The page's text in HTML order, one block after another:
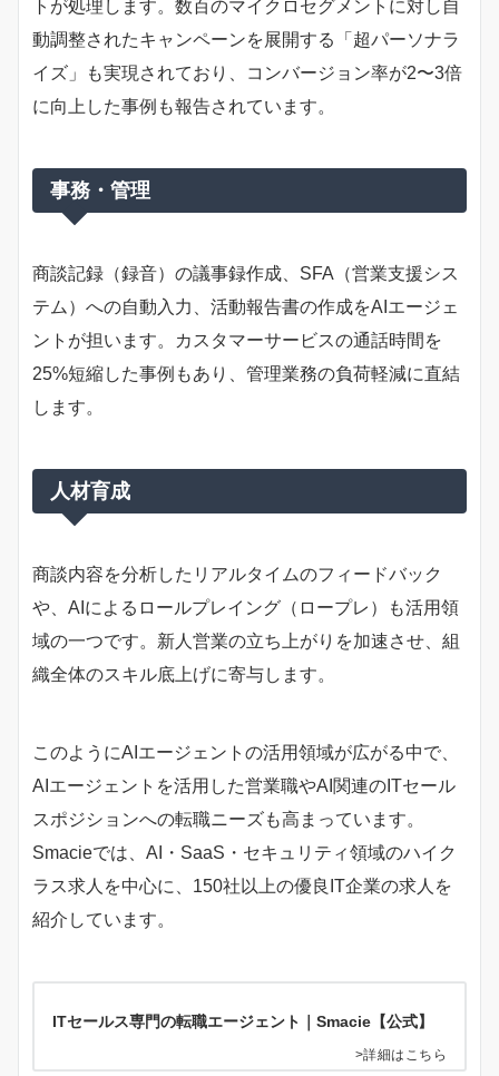
トが処理します。数百のマイクロセグメントに対し自
動調整されたキャンペーンを展開する「超パーソナラ
イズ」も実現されており、コンバージョン率が2〜3倍
に向上した事例も報告されています。
事務・管理
商談記録（録音）の議事録作成、SFA（営業支援シス
テム）への自動入力、活動報告書の作成をAIエージェ
ントが担います。カスタマーサービスの通話時間を
25%短縮した事例もあり、管理業務の負荷軽減に直結
します。
人材育成
商談内容を分析したリアルタイムのフィードバック
や、AIによるロールプレイング（ロープレ）も活用領
域の一つです。新人営業の立ち上がりを加速させ、組
織全体のスキル底上げに寄与します。
このようにAIエージェントの活用領域が広がる中で、
AIエージェントを活用した営業職やAI関連のITセール
スポジションへの転職ニーズも高まっています。
Smacieでは、AI・SaaS・セキュリティ領域のハイク
ラス求人を中心に、150社以上の優良IT企業の求人を
紹介しています。
ITセールス専門の転職エージェント｜Smacie【公式】
>詳細はこちら